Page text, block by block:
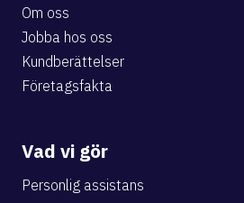
Om oss
Jobba hos oss
Kundberättelser
Företagsfakta
Vad vi gör
Personlig assistans